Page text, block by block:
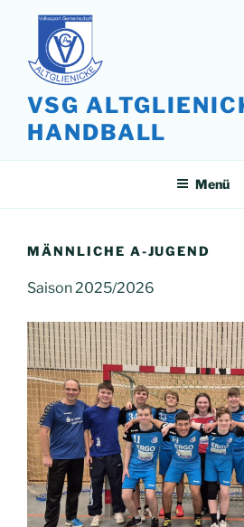
springen
VSG
HANDBALL
Menü
MÄNNLICHE A-JUGEND
Saison 2025/2026